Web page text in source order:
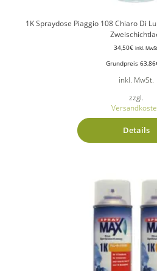
1K Spraydose Piaggio 108 Chiaro Di
34,50€ inkl. MwSt.
Grundpreis 63,86
inkl. MwSt.
zzgl.
Details